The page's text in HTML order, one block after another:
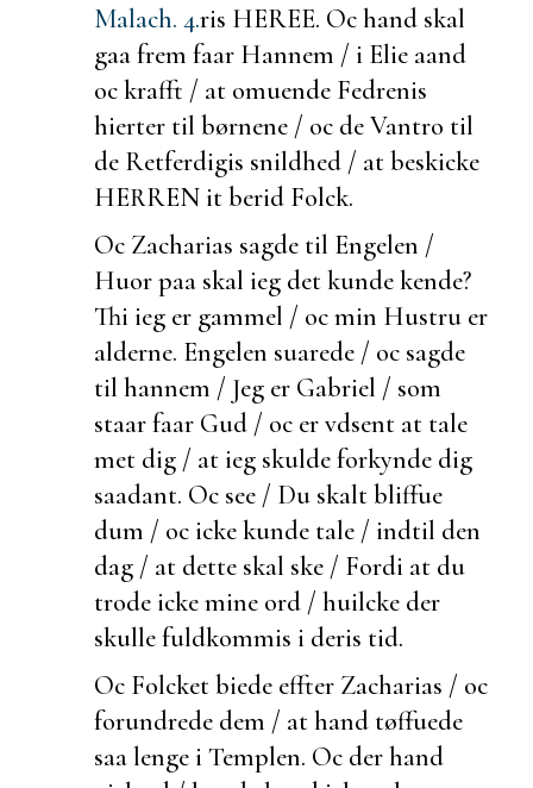
Malach. 4.ris HEREE. Oc hand skal
gaa frem faar Hannem / i Elie aand
oc krafft / at omuende Fedrenis
hierter til børnene / oc de Vantro til
de Retferdigis snildhed / atbeskicke
HERREN itberid Folck.
Oc Zacharias sagde til Engelen /
Huor paa skal ieg det kunde kende?
Thi ieg er gammel / oc min Hustru er
alderne. Engelen suarede / oc sagde
til hannem / Jeg er Gabriel / som
staar faar Gud / oc er vdsent at tale
met dig / at ieg skulde forkynde dig
saadant. Oc see / Du skalt bliffue
dum / oc icke kunde tale / indtil den
dag / at dette skal ske / Fordi at du
trode icke mine ord / huilcke der
skullefuldkommis i deris tid.
Oc Folcketbiede effter Zacharias / oc
forundrede dem / at hand tøffuede
saa lenge i Templen. Oc der hand